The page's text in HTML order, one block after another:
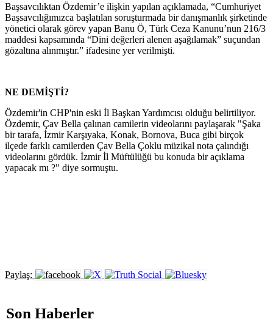
Başsavcılıktan Özdemir’e ilişkin yapılan açıklamada, “Cumhuriyet
Başsavcılığımızca başlatılan soruşturmada bir danışmanlık şirketinde
yönetici olarak görev yapan Banu Ö, Türk Ceza Kanunu’nun 216/3
maddesi kapsamında “Dini değerleri alenen aşağılamak” suçundan
gözaltına alınmıştır.” ifadesine yer verilmişti.
NE DEMİŞTİ?
Özdemir'in CHP'nin eski İl Başkan Yardımcısı olduğu belirtiliyor.
Özdemir, Çav Bella çalınan camilerin videolarını paylaşarak "Şaka
bir tarafa, İzmir Karşıyaka, Konak, Bornova, Buca gibi birçok
ilçede farklı camilerden Çav Bella Çoklu müzikal nota çalındığı
videolarını gördük. İzmir İl Müftülüğü bu konuda bir açıklama
yapacak mı ?" diye sormuştu.
Paylaş:
Son Haberler